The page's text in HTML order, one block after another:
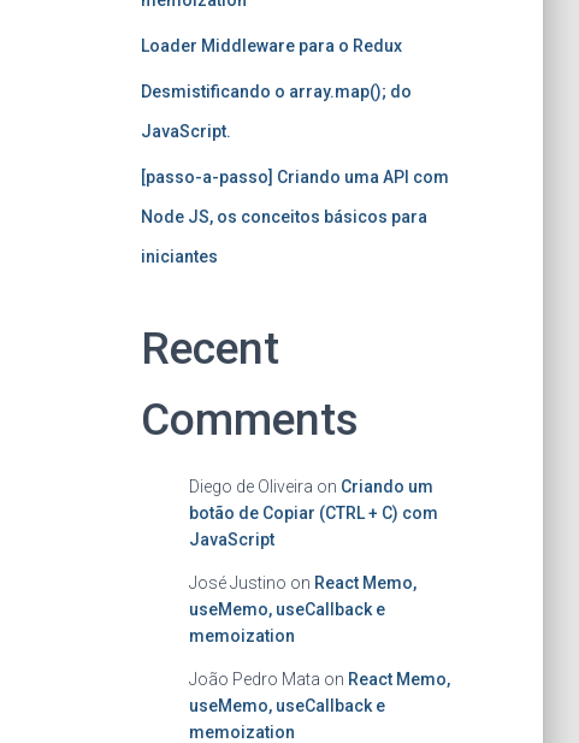
Loader Middleware para o Redux
Desmistificando o array.map(); do
JavaScript.
[passo-a-passo] Criando uma API com
Node JS, os conceitos básicos para
iniciantes
Recent
Comments
Diego de Oliveira on Criando um
botão de Copiar (CTRL + C) com
JavaScript
José Justino on React Memo,
useMemo, useCallback e
memoization
João Pedro Mata on React Memo,
useMemo, useCallback e
memoization